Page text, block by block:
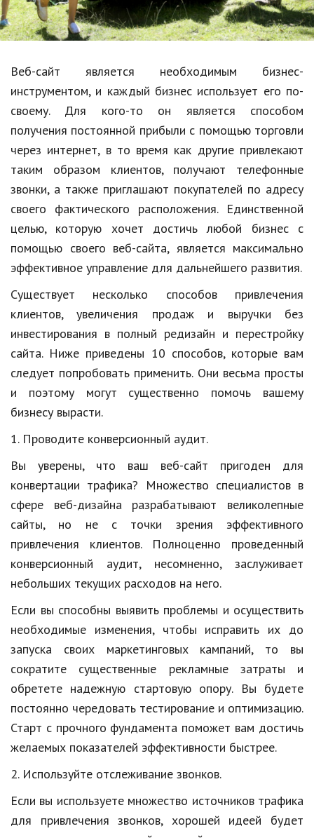
Авто, мото
Знаменитости
Статьи
Обзоры
Рецепты
Красота и здоровье
Hi-Tech. Интернет
Авто, мото
Дом и сад
Недвижимость
Спорт и фитнес
Психология и отношения
Творчество и рукоделие
Разное
Работа и бизнес
Животные
Еда и напитки
Праздники и подарки
Кинематограф
Домашние животные
Семья и дети
Путешествия
Строительство
Культура и общество
Мода и стиль
Бизнес
Хобби и развлечения
Финансы
Веб-сайт является необходимым бизнес-
инструментом, и каждый бизнес использует его по-
своему. Для кого-то он является способом
получения постоянной прибыли с помощью торговли
через интернет, в то время как другие привлекают
таким образом клиентов, получают телефонные
звонки, а также приглашают покупателей по адресу
своего фактического расположения. Единственной
целью, которую хочет достичь любой бизнес с
помощью своего веб-сайта, является максимально
эффективное управление для дальнейшего развития.
Существует несколько способов привлечения
клиентов, увеличения продаж и выручки без
инвестирования в полный редизайн и перестройку
сайта. Ниже приведены 10 способов, которые вам
следует попробовать применить. Они весьма просты
и поэтому могут существенно помочь вашему
бизнесу вырасти.
1. Проводите конверсионный аудит.
Вы уверены, что ваш веб-сайт пригоден для
конвертации трафика? Множество специалистов в
сфере веб-дизайна разрабатывают великолепные
сайты, но не с точки зрения эффективного
привлечения клиентов. Полноценно проведенный
конверсионный аудит, несомненно, заслуживает
небольших текущих расходов на него.
Если вы способны выявить проблемы и осуществить
необходимые изменения, чтобы исправить их до
запуска своих маркетинговых кампаний, то вы
сократите существенные рекламные затраты и
обретете надежную стартовую опору. Вы будете
постоянно чередовать тестирование и оптимизацию.
Старт с прочного фундамента поможет вам достичь
желаемых показателей эффективности быстрее.
2. Используйте отслеживание звонков.
Если вы используете множество источников трафика
для привлечения звонков, хорошей идеей будет